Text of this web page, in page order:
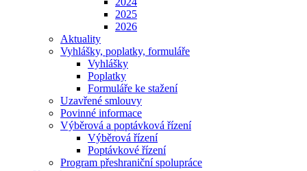
2025
2026
Aktuality
Vyhlášky, poplatky, formuláře
Vyhlášky
Poplatky
Formuláře ke stažení
Uzavřené smlouvy
Povinné informace
Výběrová a poptávková řízení
Výběrová řízení
Poptávkové řízení
Program přeshraniční spolupráce